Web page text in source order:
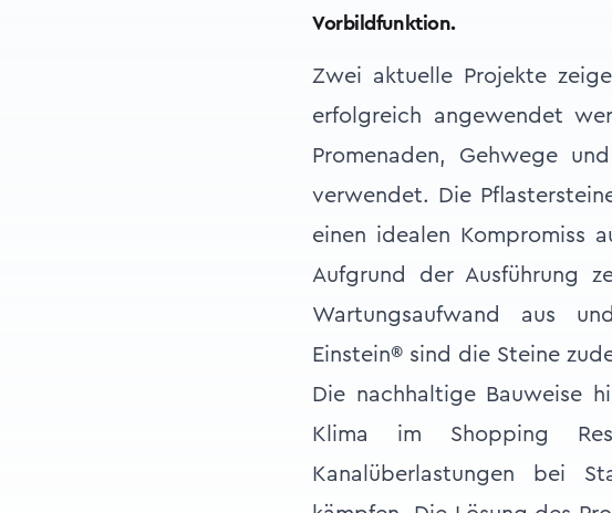
Vorbildfunktion.
Zwei aktuelle Projekte
erfolgreich angewendet
Promenaden, Gehwege
verwendet. Die
einen idealen Kompromiss
Aufgrund der Ausführung
Wartungsaufwand aus
Einstein® sind die Steine
Die nachhaltige Bauweise
Klima im Shopping
Kanalüberlastungen bei